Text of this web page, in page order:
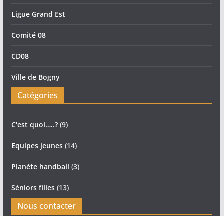
Ligue Grand Est
Comité 08
CD08
Ville de Bogny
Catégories
C'est quoi…..?(9)
Equipes jeunes(14)
Planète handball (3)
Séniors filles(13)
Nous contacter